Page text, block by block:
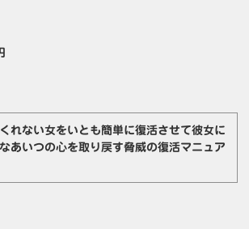
れない女をいとも簡単に復活させて彼女に
あいつの心を取り戻す脅威の復活マニュア